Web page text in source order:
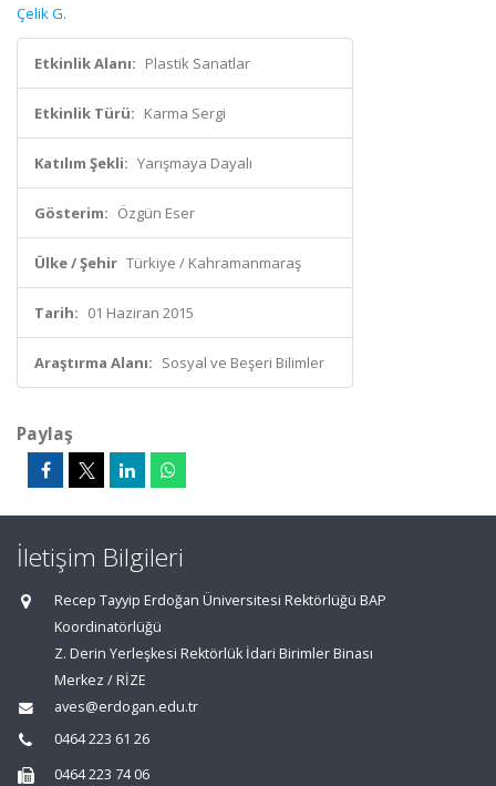
Çelik G.
Etkinlik Alanı: Plastik Sanatlar
Etkinlik Türü: Karma Sergi
Katılım Şekli: Yarışmaya Dayalı
Gösterim: Özgün Eser
Ülke / Şehir Türkiye / Kahramanmaraş
Tarih: 01 Haziran 2015
Araştırma Alanı: Sosyal ve Beşeri Bilimler
Paylaş
İletişim Bilgileri
Recep Tayyip Erdoğan Üniversitesi Rektörlüğü BAP
Koordinatörlüğü
Z. Derin Yerleşkesi Rektörlük İdari Birimler Binası
Merkez / RİZE
aves@erdogan.edu.tr
0464 223 61 26
0464 223 74 06